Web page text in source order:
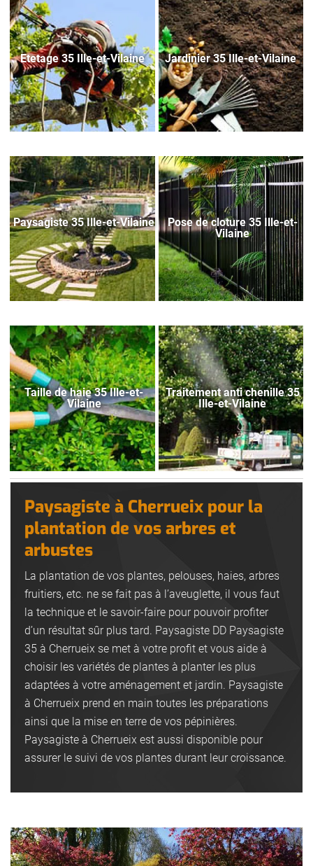
Etetage 35 Ille-et-Vilaine Jardinier 35 Ille-et-Vilaine
Paysagiste 35 Ille-et-Vilaine
Pose de cloture 35 Ille-et-
Vilaine
Taille de haie 35 Ille-et-
Vilaine
Traitement anti chenille 35
Ille-et-Vilaine
Paysagiste à Cherrueix pour la
plantation de vos arbres et
arbustes
La plantation de vos plantes, pelouses, haies, arbres
fruitiers, etc. ne se fait pas à l’aveuglette, il vous faut
la technique et le savoir-faire pour pouvoir profiter
d’un résultat sûr plus tard. Paysagiste DD Paysagiste
35 à Cherrueix se met à votre profit et vous aide à
choisir les variétés de plantes à planter les plus
adaptées à votre aménagement et jardin. Paysagiste
à Cherrueix prend en main toutes les préparations
ainsi que la mise en terre de vos pépinières.
Paysagiste à Cherrueix est aussi disponible pour
assurer le suivi de vos plantes durant leur croissance.